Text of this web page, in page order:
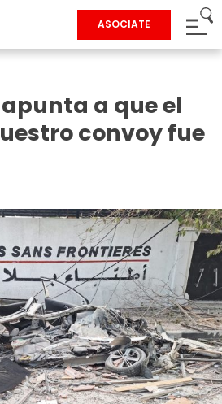
ASOCIATE
a que el
convoy fue